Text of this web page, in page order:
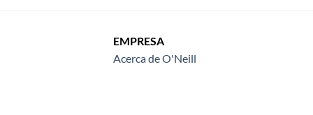
EMPRESA
Acerca de O'Neill